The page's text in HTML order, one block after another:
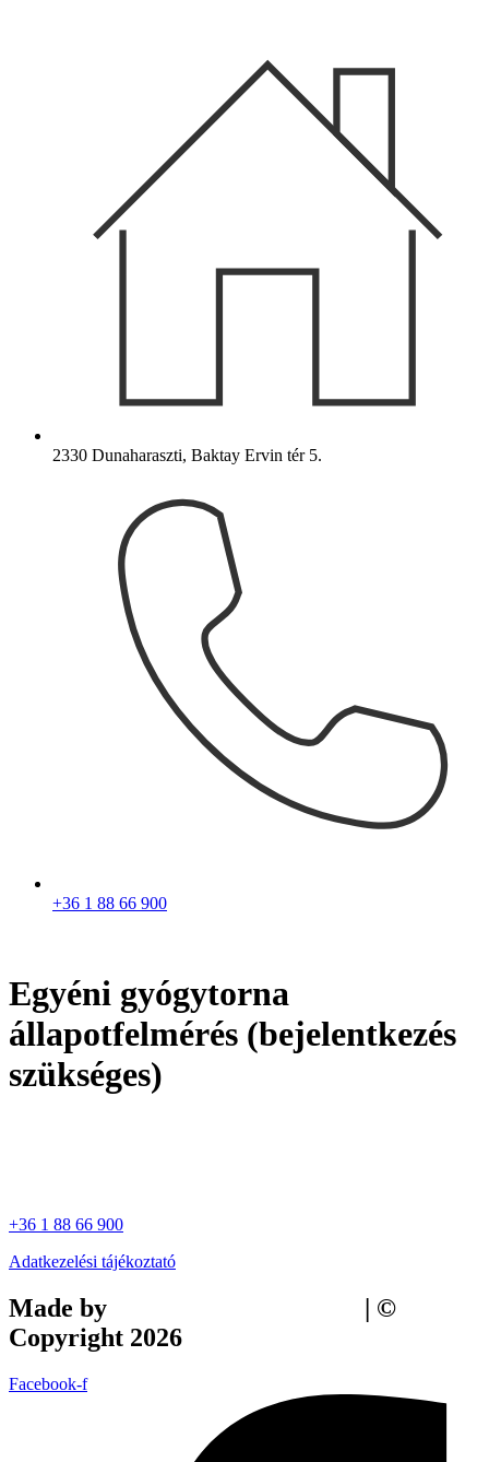
2330 Dunaharaszti, Baktay Ervin tér 5.
+36 1 88 66 900
Egyéni gyógytorna
állapotfelmérés (bejelentkezés
szükséges)
+36 1 88 66 900
Adatkezelési tájékoztató
Made by
| ©
Copyright 2026
Facebook-f